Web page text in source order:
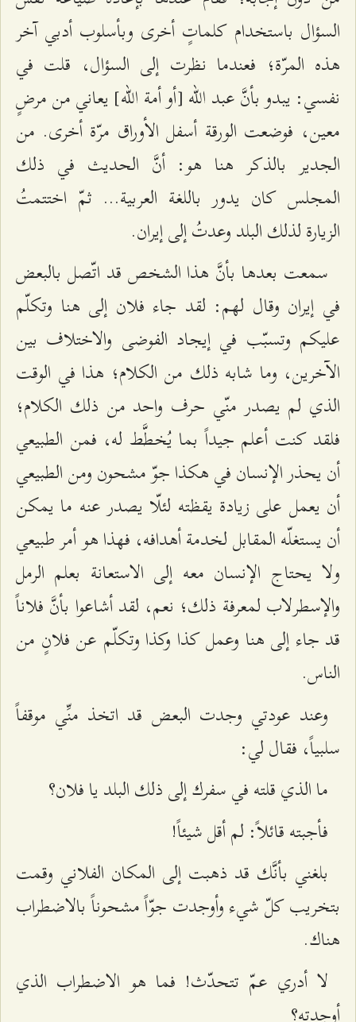
السؤال باستخدام كلماتٍ أخرى وبأسلوب أدبي آخر
هذه المرّة؛ فعندما نظرت إلى السؤال، قلت في
نفسي: يبدو بأنَّ عبد الله [أو أمة الله] يعاني من مرضٍ
معين، فوضعت الورقة أسفل الأوراق مرّة أخرى. من
الجدير بالذكر هنا هو: أنَّ الحديث في ذلك
المجلس كان يدور باللغة العربية... ثمّ اختتمتُ
الزيارة لذلك البلد وعدتُ إلى إيران.
سمعت بعدها بأنَّ هذا الشخص قد اتّصل بالبعض
في إيران وقال لهم: لقد جاء فلان إلى هنا وتكلّم
عليكم وتسبّب في إيجاد الفوضى والاختلاف بين
الآخرين، وما شابه ذلك من الكلام؛ هذا في الوقت
الذي لم يصدر منّي حرف واحد من ذلك الكلام؛
فلقد كنت أعلم جيداً بما يُخطَّط له، فمن الطبيعي
أن يحذر الإنسان في هكذا جوّ مشحون ومن الطبيعي
أن يعمل على زيادة يقظته لئلّا يصدر عنه ما يمكن
أن يستغلّه المقابل لخدمة أهدافه، فهذا هو أمر طبيعي
ولا يحتاج الإنسان معه إلى الاستعانة بعلم الرمل
والإسطرلاب لمعرفة ذلك؛ نعم، لقد أشاعوا بأنَّ فلاناً
قد جاء إلى هنا وعمل كذا وكذا وتكلّم عن فلانٍ من
الناس.
وعند عودتي وجدت البعض قد اتخذ منِّي موقفاً
سلبياً، فقال لي:
ما الذي قلته في سفرك إلى ذلك البلد يا فلان؟
فأجبته قائلاً: لم أقل شيئاً!
بلغني بأنَّك قد ذهبت إلى المكان الفلاني وقمت
بتخريب كلّ شيء وأوجدت جوّاً مشحوناً بالاضطراب
هناك.
لا أدري عمّ تتحدّث! فما هو الاضطراب الذي
أوجدته؟